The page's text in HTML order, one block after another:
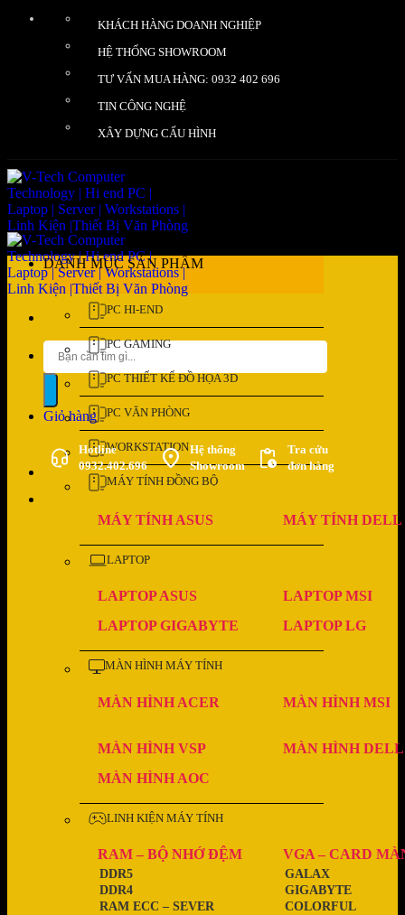
KHÁCH HÀNG DOANH NGHIỆP
HỆ THỐNG SHOWROOM
TƯ VẤN MUA HÀNG: 0932 402 696
TIN CÔNG NGHỆ
XÂY DỰNG CẤU HÌNH
Tìm
kiếm:
Giỏ hàng
Hotline
0932.402.696
Hệ thống
Showroom
Tra cứu
đơn hàng
DANH MỤC SẢN PHẨM
PC HI-END
PC GAMING
PC THIẾT KẾ ĐỒ HỌA 3D
PC VĂN PHÒNG
WORKSTATION
MÁY TÍNH ĐỒNG BỘ
MÁY TÍNH ASUS MÁY TÍNH DELL
LAPTOP
LAPTOP ASUS
LAPTOP MSI
LAPTOP GIGABYTE
LAPTOP LG
MÀN HÌNH MÁY TÍNH
MÀN HÌNH ACER MÀN HÌNH MSI
MÀN HÌNH VSP
MÀN HÌNH DELL
MÀN HÌNH AOC
LINH KIỆN MÁY TÍNH
RAM – BỘ NHỚ ĐỆM
RAM ECC – SEVER
DDR4
DDR5
VGA – CARD
COLORFUL
GIGABYTE
GALAX